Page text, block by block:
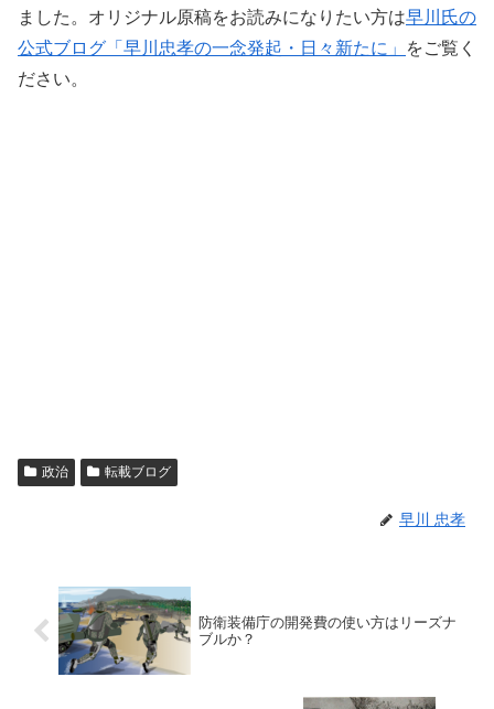
ました。オリジナル原稿をお読みになりたい方は早川氏の
公式ブログ「早川忠孝の一念発起・日々新たに」
をご覧く
ださい。
政治 転載ブログ
早川 忠孝
防衛装備庁の開発費の使い方はリーズナ
ブルか？